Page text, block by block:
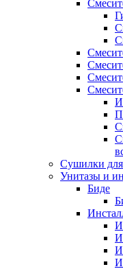
Сушилки
Унитазы и
Биде